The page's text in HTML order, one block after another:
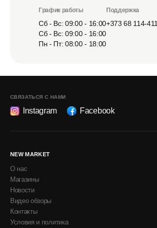
График работы
Сб - Вс: 09:00 - 16:00
Сб - Вс: 09:00 - 16:00
Пн - Пт: 08:00 - 18:00
Поддержка
+373 68 114-411
СВЯЗАТЬСЯ С НАМИ
Instagram Facebook
NEW MARKET
О нас
Магазины
Новости
Видео обзоры
Контакты
Условия и политика